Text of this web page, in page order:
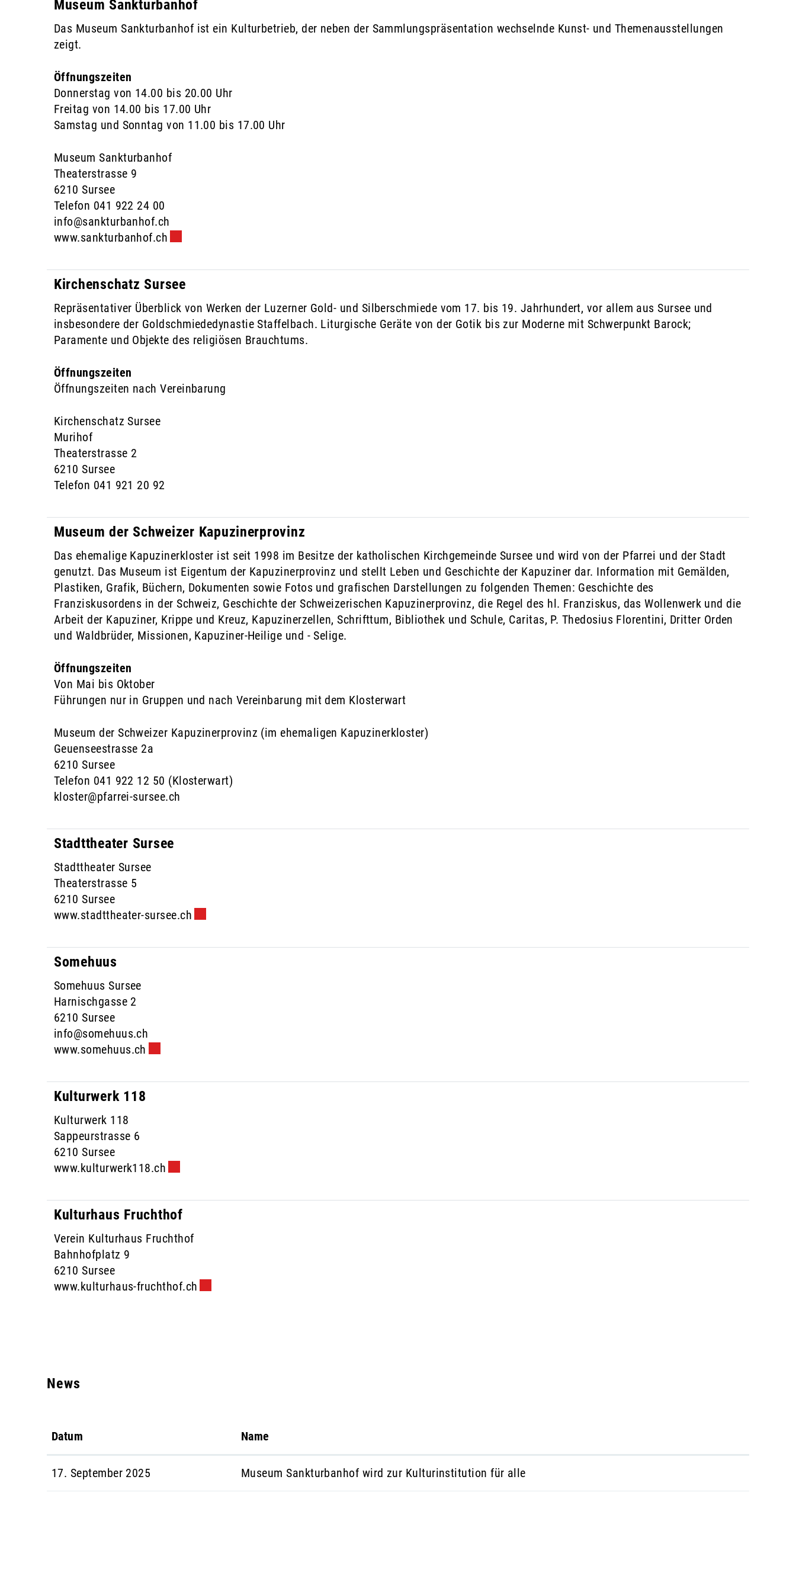
Museum Sankturbanhof
Das Museum Sankturbanhof ist ein Kulturbetrieb, der neben der Sammlungspräsentation wechselnde Kunst- und Themenausstellungen
zeigt.
Öffnungszeiten
Donnerstag von 14.00 bis 20.00 Uhr
Freitag von 14.00 bis 17.00 Uhr
Samstag und Sonntag von 11.00 bis 17.00 Uhr
Museum Sankturbanhof
Theaterstrasse 9
6210 Sursee
Telefon 041 922 24 00
info@sankturbanhof.ch
www.sankturbanhof.ch
Kirchenschatz Sursee
Repräsentativer Überblick von Werken der Luzerner Gold- und Silberschmiede vom 17. bis 19. Jahrhundert, vor allem aus Sursee und
insbesondere der Goldschmiededynastie Staffelbach. Liturgische Geräte von der Gotik bis zur Moderne mit Schwerpunkt Barock;
Paramente und Objekte des religiösen Brauchtums.
Öffnungszeiten
Öffnungszeiten nach Vereinbarung
Kirchenschatz Sursee
Murihof
Theaterstrasse 2
6210 Sursee
Telefon 041 921 20 92
Museum der Schweizer Kapuzinerprovinz
Das ehemalige Kapuzinerkloster ist seit 1998 im Besitze der katholischen Kirchgemeinde Sursee und wird von der Pfarrei und der Stadt
genutzt. Das Museum ist Eigentum der Kapuzinerprovinz und stellt Leben und Geschichte der Kapuziner dar. Information mit Gemälden,
Plastiken, Grafik, Büchern, Dokumenten sowie Fotos und grafischen Darstellungen zu folgenden Themen: Geschichte des
Franziskusordens in der Schweiz, Geschichte der Schweizerischen Kapuzinerprovinz, die Regel des hl. Franziskus, das Wollenwerk und die
Arbeit der Kapuziner, Krippe und Kreuz, Kapuzinerzellen, Schrifttum, Bibliothek und Schule, Caritas, P. Thedosius Florentini, Dritter Orden
und Waldbrüder, Missionen, Kapuziner-Heilige und - Selige.
Öffnungszeiten
Von Mai bis Oktober
Führungen nur in Gruppen und nach Vereinbarung mit dem Klosterwart
Museum der Schweizer Kapuzinerprovinz (im ehemaligen Kapuzinerkloster)
Geuenseestrasse 2a
6210 Sursee
Telefon 041 922 12 50 (Klosterwart)
kloster@pfarrei-sursee.ch
Stadttheater Sursee
Stadttheater Sursee
Theaterstrasse 5
6210 Sursee
www.stadttheater-sursee.ch
Somehuus
Somehuus Sursee
Harnischgasse 2
6210 Sursee
info@somehuus.ch
www.somehuus.ch
Kulturwerk 118
Kulturwerk 118
Sappeurstrasse 6
6210 Sursee
www.kulturwerk118.ch
Kulturhaus Fruchthof
Verein Kulturhaus Fruchthof
Bahnhofplatz 9
6210 Sursee
www.kulturhaus-fruchthof.ch
News
Datum Name
17. September 2025 Museum Sankturbanhof wird zur Kulturinstitution für alle